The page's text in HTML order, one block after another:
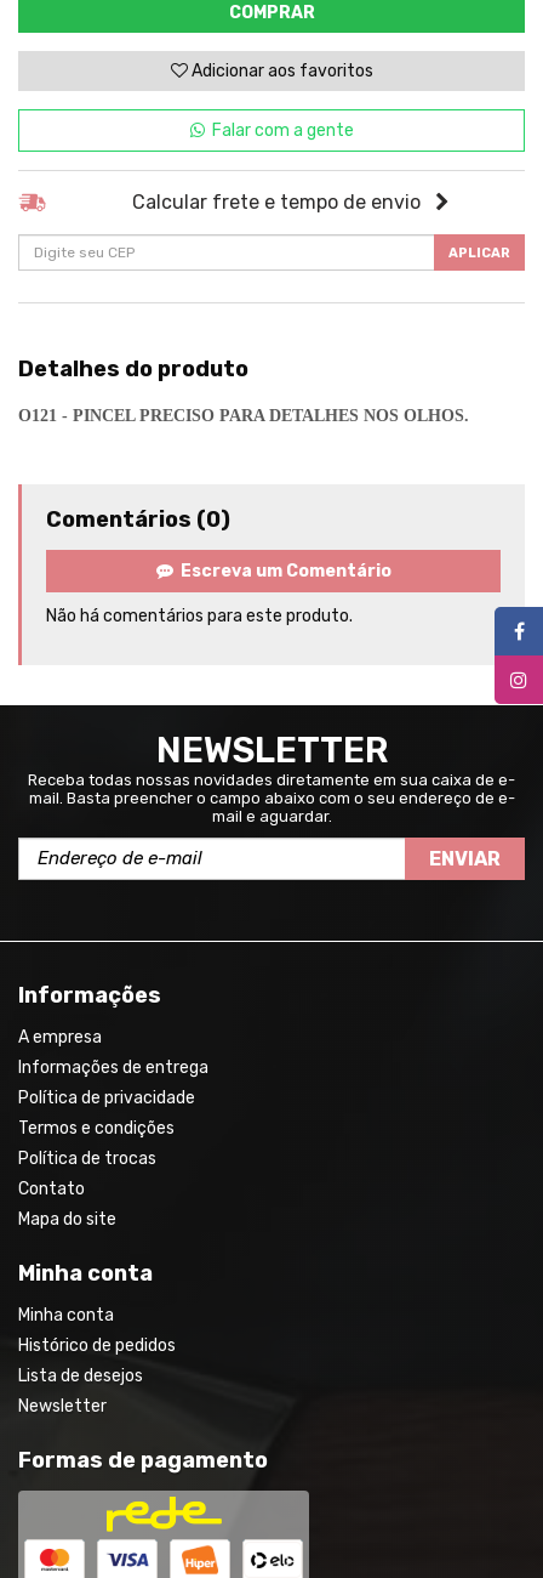
COMPRAR
Adicionar aos favoritos
Falar com a gente
Calcular frete e tempo de envio
APLICAR
Detalhes do produto
O121 - PINCEL PRECISO PARA DETALHES NOS OLHOS.
Comentários (0)
Escreva um Comentário
Não há comentários para este produto.
NEWSLETTER
Receba todas nossas novidades diretamente em sua caixa de e-
mail. Basta preencher o campo abaixo com o seu endereço de e-
mail e aguardar.
ENVIAR
Informações
A empresa
Informações de entrega
Política de privacidade
Termos e condições
Política de trocas
Contato
Mapa do site
Minha conta
Minha conta
Histórico de pedidos
Lista de desejos
Newsletter
Formas de pagamento